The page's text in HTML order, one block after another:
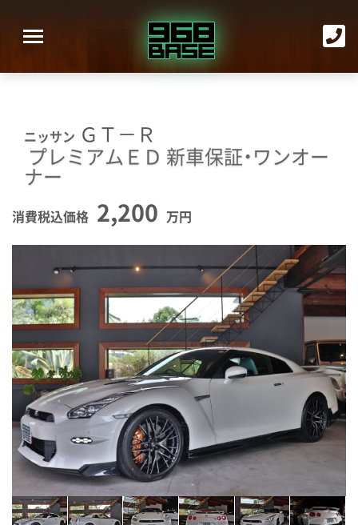
ニッサン ＧＴ－Ｒ
プレミアムＥＤ 新車保証・ワンオー
ナー
消費税込価格 2,200 万円